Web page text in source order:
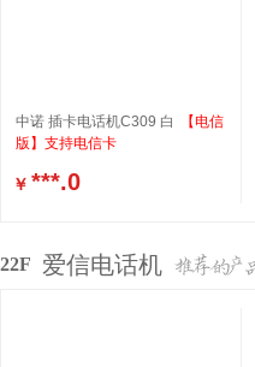
中诺 插卡电话机C309 白
【电信
版】支持电信卡
￥ ***.0
22F 爱信电话机